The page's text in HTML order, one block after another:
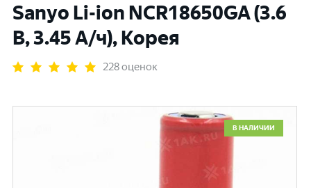
Sanyo Li-ion NCR18650GA (3.6
B, 3.45 А/ч), Корея
228 оценок
В НАЛИЧИИ